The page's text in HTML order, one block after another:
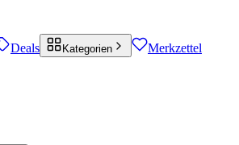
Deals Kategorien Merkzettel